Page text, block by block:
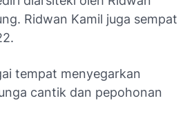
Ridwan Kamil juga sempat
tempat menyegarkan
cantik dan pepohonan